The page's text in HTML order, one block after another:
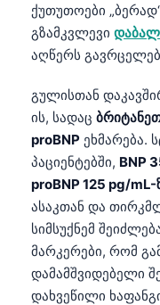
ქუთუთოები
გზამკვლევი დაბალ
აღწერს
გულისთან
ის, სადაც
proBNP
პაციენტებში, BNP
proBNP 125 pg/
ასაკთან და
სიმსუქნემ
მარკერები, რომ
დამამშვიდებელი
დახვეწილი
Basa Jawa
Cebuano
ئۇيغۇرچە
Кыргызча
Татар теле
Беларуская
Esperanto
Ślōnskŏ gŏdka
Norsk bokmål